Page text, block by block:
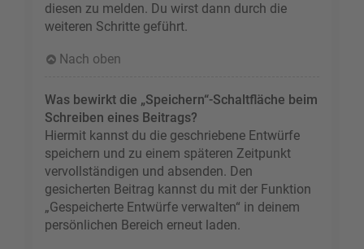
diesen zu melden. Du wirst dann durch die
weiteren Schritte geführt.
Nach oben
Was bewirkt die „Speichern“-Schaltfläche beim
Schreiben eines Beitrags?
Hiermit kannst du die geschriebene Entwürfe
speichern und zu einem späteren Zeitpunkt
vervollständigen und absenden. Den
gesicherten Beitrag kannst du mit der Funktion
„Gespeicherte Entwürfe verwalten“ in deinem
persönlichen Bereich erneut laden.